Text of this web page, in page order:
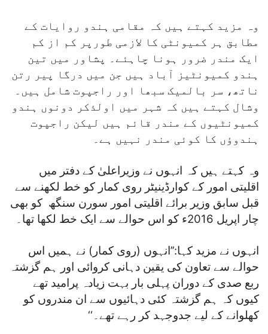
وہ مزید کہتے ہیں کہ مقامی ہندو روایات کے
مطابق ہر کمیونٹی کا لازمی طورپر کم از کم
ایک مندر ضرور ہونا چاہئے۔ پشاور میں تین
ہندو کمیونٹیز آباد ہیں جن میں درگا پیر رتن
ناتھ، سر بالمیک سبھا اور راجپوت شامل ہیں۔
وشال کہتے ہیں کہ شہر میں اولذکر دونوں ہندو
کمیونٹیوں کے مندر قائم ہیں لیکن راجپوت
ہندوؤں کا کوئی مندر نہیں ہے۔
وہ کہتے ہیں کہ انہوں نے وزیراعلیٰ کے دفتر میں
اقلیتی امور کے کوارڈینیٹر روی کمار کو خط لکھنے سے
قبل سابق وزیر برائے اقلیتی امور سورن سنگھ کو بھی
چار اپریل 2016ء کو اس حوالے سے ایک خط لکھا تھا۔
انہوں نے مزید کہا:’’انہوں (روی کمار) نے ہمیں اس
حوالے سے تعاون کی یقین دہانی کروائی اور ہم گزشتہ
ربع صدی کے دوران پہلی بار بہت زیادہ پرامید تھے
کیوں کہ ہم گزشتہ کئی دہائیوں سے ان مندروں کو
کھلوانے کے لیے جدوجہد کر رہے تھے۔‘‘